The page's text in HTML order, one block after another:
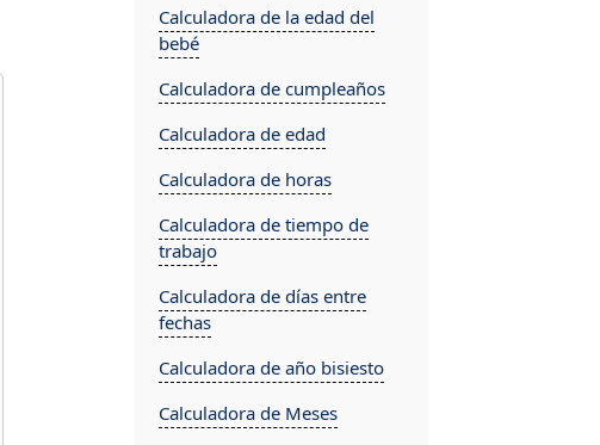
Calculadora de la edad del
bebé
Calculadora de cumpleaños
Calculadora de edad
Calculadora de horas
Calculadora de tiempo de
trabajo
Calculadora de días entre
fechas
Calculadora de año bisiesto
Calculadora de Meses